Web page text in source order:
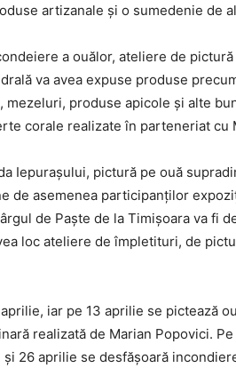
artizanale şi o sumedenie de
a ouălor, ateliere de
va avea expuse produse
produse apicole şi alte
corale realizate în parteneriat cu
Iepuraşului, pictură pe ouă
de asemenea participanţilor
de Paşte de la Timişoara va fi
loc ateliere de împletituri, de
iar pe 13 aprilie se pictează
realizată de Marian Popovici.
26 aprilie se desfăşoară